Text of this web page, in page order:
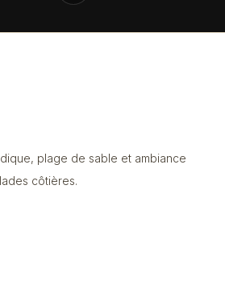
plage de sable et ambiance
côtières.